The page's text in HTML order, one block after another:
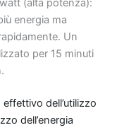
(alta potenza):
energia ma
Un
per 15 minuti
dell’utilizzo
dell’energia